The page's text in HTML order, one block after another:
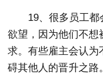
19、很多员工
欲望，因为他们不想
求。有些雇主会认为
碍其他人的晋升之路。